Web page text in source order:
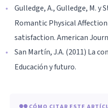
Gulledge, A., Gulledge, M. y
Romantic Physical
satisfaction. American
San Martín, J.A. (2011) La
Educación y futuro.